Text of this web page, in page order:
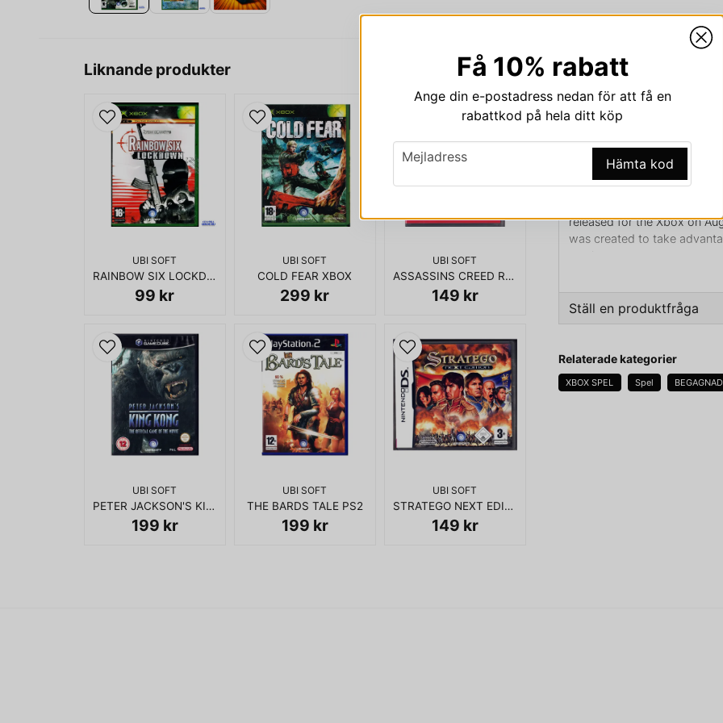
Liknande produkter
UBI SOFT
RAINBOW SIX LOCKDOWN XBOX
99 kr
UBI SOFT
COLD FEAR XBOX
299 kr
UBI SOFT
ASSASSINS CREED REVELATIONS PS3
149 kr
UBI SOFT
PETER JACKSON'S KING KONG GAMECUBE
199 kr
UBI SOFT
THE BARDS TALE PS2
199 kr
UBI SOFT
STRATEGO NEXT EDITION DS
149 kr
Beskrivning
Beskrivning av TOM
TOM CLANCYS RAINBOW
Tom Clancy's Rainbow Six
Rainbow Six 3. It was
released for the Xbox on
was created to take
officers and oil barons
the Caucasus region.
KOMPLETT I BOX
Ställ en produktfråga
Fråga oss något om
Relaterade kategorier
XBOX SPEL Spel BEGAGNAD
Få 10% rabatt
Ange din e-postadress nedan för att få en
rabattkod på hela ditt köp
email
Mejladress Hämta kod